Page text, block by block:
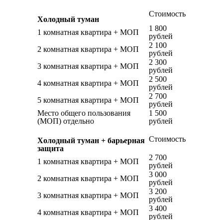
Холодный туман
Стоимость
1 комнатная квартира + МОП
1 800
рублей
2 комнатная квартира + МОП
2 100
рублей
3 комнатная квартира + МОП
2 300
рублей
4 комнатная квартира + МОП
2 500
рублей
5 комнатная квартира + МОП
2 700
рублей
Место общего пользования
(МОП) отдельно
1 500
рублей
Холодный туман + барьерная
защита
Стоимость
1 комнатная квартира + МОП
2 700
рублей
2 комнатная квартира + МОП
3 000
рублей
3 комнатная квартира + МОП
3 200
рублей
4 комнатная квартира + МОП
3 400
рублей